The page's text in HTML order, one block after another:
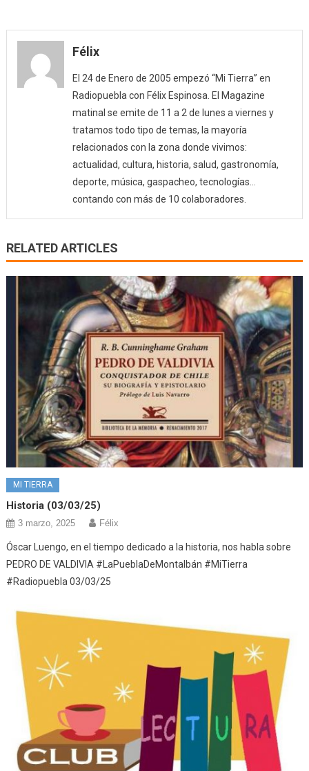
Félix
El 24 de Enero de 2005 empezó “Mi Tierra” en
Radiopuebla con Félix Espinosa. El Magazine
matinal se emite de 11 a 2 de lunes a viernes y
tratamos todo tipo de temas, la mayoría
relacionados con la zona donde vivimos:
actualidad, cultura, historia, salud, gastronomía,
deporte, música, gaspacheo, tecnologías…
contando con más de 10 colaboradores.
RELATED ARTICLES
MI TIERRA
Historia (03/03/25)
3 marzo, 2025 Félix
Óscar Luengo, en el tiempo dedicado a la historia, nos habla sobre
PEDRO DE VALDIVIA #LaPueblaDeMontalbán #MiTierra
#Radiopuebla 03/03/25